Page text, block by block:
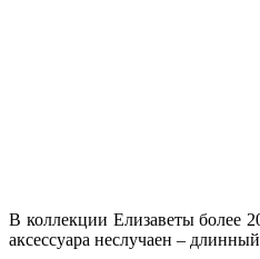
В коллекции Елизаветы более
аксессуара неслучаен –